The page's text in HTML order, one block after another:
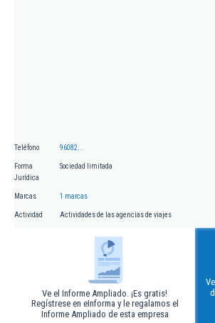
Teléfono 96082...
Forma
Jurídica
Sociedad limitada
Marcas 1 marcas
Actividad Actividades de las agencias de viajes
Ve el Informe Ampliado. ¡Es gratis!
Regístrese en eInforma y le regalamos el
Informe Ampliado de esta empresa